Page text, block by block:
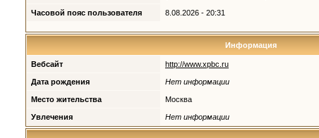
Часовой пояс пользователя 8.08.2026 - 20:31
Информация
Вебсайт http://www.xpbc.ru
Дата рождения Нет информации
Место жительства Москва
Увлечения Нет информации